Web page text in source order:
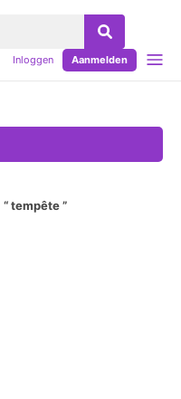
Inloggen Aanmelden
tempête